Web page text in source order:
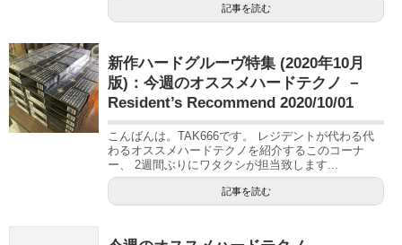
記事を読む
新作ハードグルーヴ特集 (2020年10月
版)：今週のオススメハードテクノ －
Resident’s Recommend 2020/10/01
こんばんは。TAK666です。 レジデントが代わる代
わるオススメハードテクノを紹介するこのコーナ
ー、 2週間ぶりにワタクシが担当致します...
記事を読む